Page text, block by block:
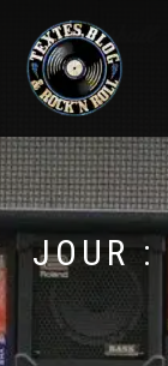
JOUR :